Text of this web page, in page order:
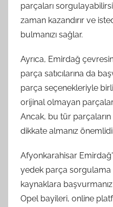
parçaları
zaman kazandırır ve
bulmanızı sağlar.
Ayrıca, Emirdağ
parça satıcılarına da
parça seçenekleriyle
orijinal olmayan
Ancak, bu tür parçaların
dikkate almanız
Afyonkarahisar
yedek parça
kaynaklara
Opel bayileri, online